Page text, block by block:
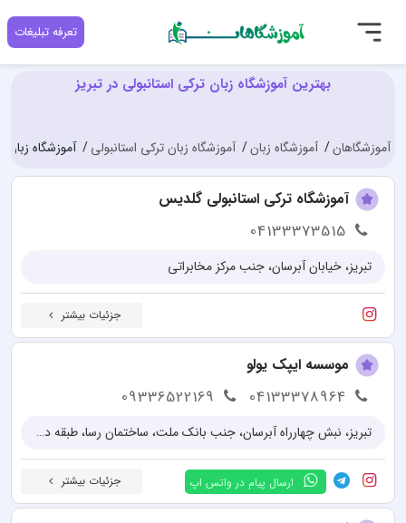
تعرفه تبلیغات
بهترین آموزشگاه زبان ترکی استانبولی در تبریز
آموزشگاهان آموزشگاه زبان آموزشگاه زبان ترکی استانبولی آموزشگاه زبان
آموزشگاه ترکی استانبولی گلدیس
04133373515
تبریز، خیابان آبرسان، جنب مرکز مخابراتی
جزئیات بیشتر
موسسه ایپک یولو
04133378964
09336522169
تبریز، نبش چهارراه آبرسان، جنب بانک ملت، ساختمان رسا، طبقه دوم
ارسال پیام در واتس اپ جزئیات بیشتر